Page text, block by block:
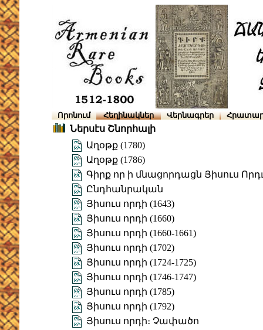
Որոնում Հեղինակներ Վերնագրեր
Ներսէս Շնորհալի
Աղօթք (1780)
Աղօթք (1786)
Գիրք որ ի մնացորդացն Յիսուս
Ընդհանրական
Յիսուս որդի (1643)
Յիսուս որդի (1660)
Յիսուս որդի (1660-1661)
Յիսուս որդի (1702)
Յիսուս որդի (1724-1725)
Յիսուս որդի (1746-1747)
Յիսուս որդի (1785)
Յիսուս որդի (1792)
Յիսուս որդի։ Չափածո